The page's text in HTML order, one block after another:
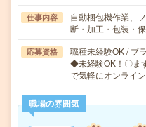
仕事内容
自動梱包機作業、
断・加工・包装・
応募資格
職種未経験OK / ブ
◆未経験OK！〇ま
で気軽にオンライ
職場の雰囲気